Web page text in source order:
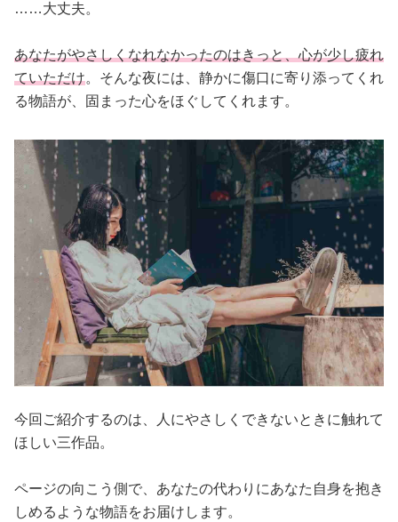
……大丈夫。
あなたがやさしくなれなかったのはきっと、心が少し疲れ
ていただけ。そんな夜には、静かに傷口に寄り添ってくれ
る物語が、固まった心をほぐしてくれます。
今回ご紹介するのは、人にやさしくできないときに触れて
ほしい三作品。
ページの向こう側で、あなたの代わりにあなた自身を抱き
しめるような物語をお届けします。